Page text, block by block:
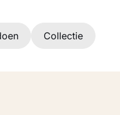
Collectie